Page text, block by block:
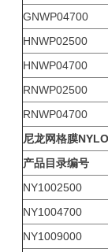
GNWP04700
HNWP02500
HNWP04700
RNWP02500
RNWP04700
尼龙网格膜
产品目录编号
NY1002500
NY1004700
NY1009000